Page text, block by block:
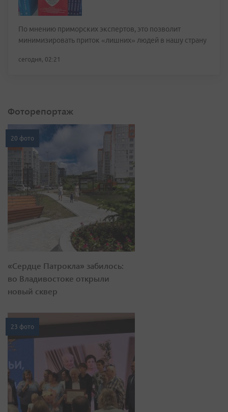
По мнению приморских экспертов, это позволит
минимизировать приток «лишних» людей в нашу страну
сегодня, 02:21
Фоторепортаж
20 фото
«Сердце Патрокла» забилось:
во Владивостоке открыли
новый сквер
23 фото